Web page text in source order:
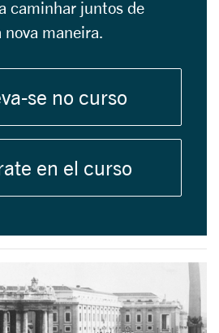
caminhar juntos de
nova maneira.
se no curso
en el curso